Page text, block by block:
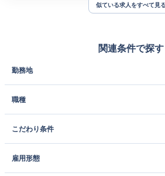
似ている求人をすべて見る
関連条件で探す
勤務地
職種
こだわり条件
雇用形態